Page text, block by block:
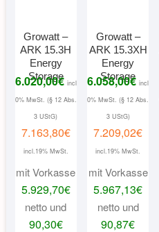
Growatt –
ARK 15.3H
Energy
Storage
6.020,00€ incl
0% MwSt. (§ 12 Abs.
3 UStG)
7.163,80€
incl.19% MwSt.
mit Vorkasse
5.929,70€
netto und
90,30€
Growatt –
ARK 15.3XH
Energy
Storage
6.058,00€ incl
0% MwSt. (§ 12 Abs.
3 UStG)
7.209,02€
incl.19% MwSt.
mit Vorkasse
5.967,13€
netto und
90,87€